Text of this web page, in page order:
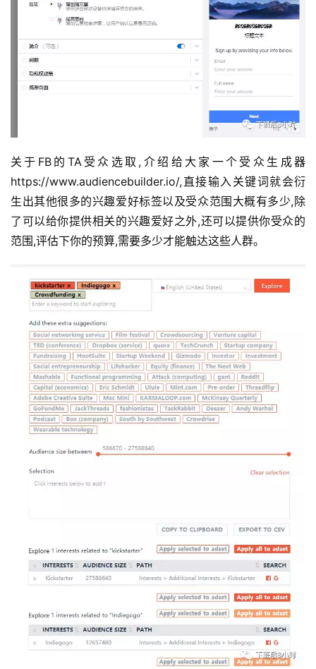
关于FB的TA受众选取,介绍给大家一个受众生成器
https://www.audiencebuilder.io/,直接输入关键词就会衍
生出其他很多的兴趣爱好标签以及受众范围大概有多少,除
了可以给你提供相关的兴趣爱好之外,还可以提供你受众的
范围,评估下你的预算,需要多少才能触达这些人群。